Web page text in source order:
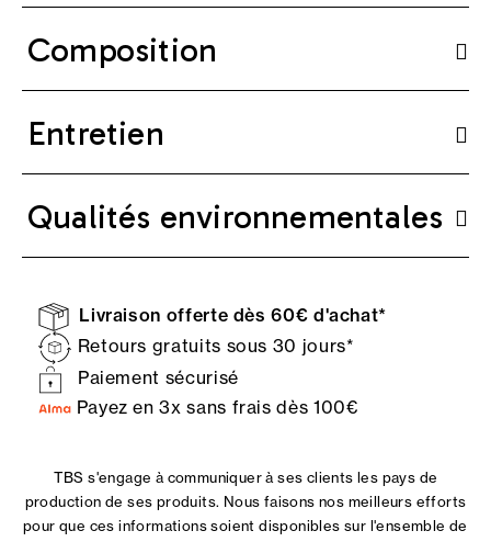
Composition
Entretien
Qualités environnementales
Livraison offerte dès 60€ d'achat*
Retours gratuits sous 30 jours*
Paiement sécurisé
Payez en 3x sans frais dès 100€
TBS s'engage à communiquer à ses clients les pays de
production de ses produits. Nous faisons nos meilleurs efforts
pour que ces informations soient disponibles sur l'ensemble de